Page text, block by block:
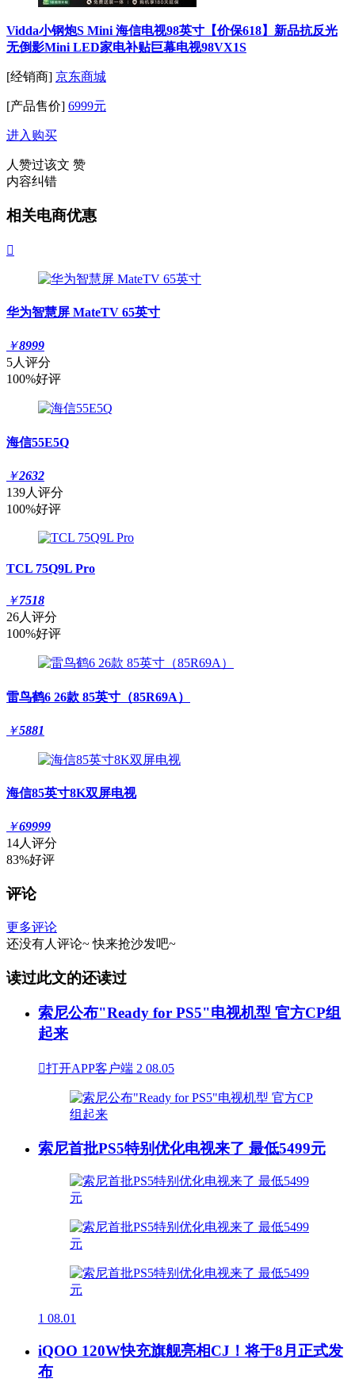
Vidda小钢炮S Mini 海信电视98英寸【价保618】新品抗反光
无倒影Mini LED家电补贴巨幕电视98VX1S
[经销商] 京东商城
[产品售价] 6999元
进入购买
人赞过该文 赞
内容纠错
相关电商优惠

华为智慧屏 MateTV 65英寸
￥8999
5人评分
100%好评
海信55E5Q
￥2632
139人评分
100%好评
TCL 75Q9L Pro
￥7518
26人评分
100%好评
雷鸟鹤6 26款 85英寸（85R69A）
￥5881
海信85英寸8K双屏电视
￥69999
14人评分
83%好评
评论
更多评论
还没有人评论~ 快来抢沙发吧~
读过此文的还读过
索尼公布"Ready for PS5"电视机型 官方CP组
起来
打开APP客户端 2 08.05
索尼首批PS5特别优化电视来了 最低5499元
1 08.01
iQOO 120W快充旗舰亮相CJ！将于8月正式发
布